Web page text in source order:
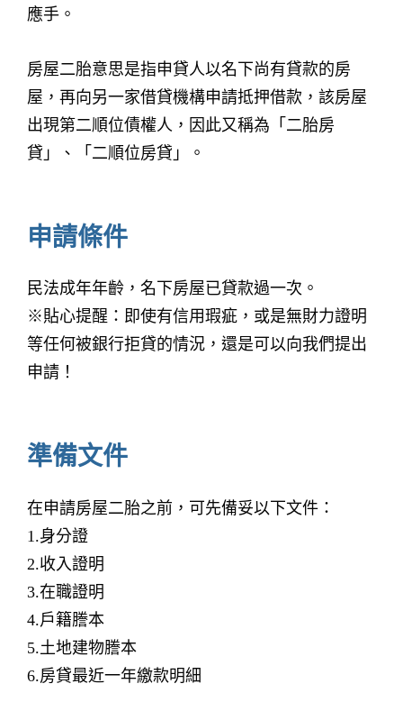
應手。
房屋二胎意思是指申貸人以名下尚有貸款的房
屋，再向另一家借貸機構申請抵押借款，該房屋
出現第二順位債權人，因此又稱為「二胎房
貸」、「二順位房貸」。
申請條件
民法成年年齡，名下房屋已貸款過一次。
※貼心提醒：即使有信用瑕疵，或是無財力證明
等任何被銀行拒貸的情況，還是可以向我們提出
申請！
準備文件
在申請房屋二胎之前，可先備妥以下文件：
1.身分證
2.收入證明
3.在職證明
4.戶籍謄本
5.土地建物謄本
6.房貸最近一年繳款明細